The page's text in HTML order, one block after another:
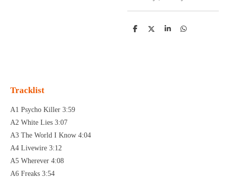
D
D
S
D
Tracklist
A1 Psycho Killer 3:59
A2 White Lies 3:07
A3 The World I Know 4:04
A4 Livewire 3:12
A5 Wherever 4:08
A6 Freaks 3:54